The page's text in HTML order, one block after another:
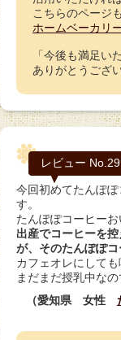
こちらのページ
ホームベーカリ
「今後も満足い
ありがとうござ
レビュー
今回初めてたんぽ
す。
たんぽぽコーヒーお
出産でコーヒーを
が、そのたんぽぽコ
カフェオレにして
まだまだ授乳中な
（愛知県 女性